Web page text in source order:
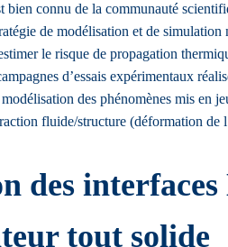
bien connu de la communauté
de modélisation et de
le risque de propagation
d’essais expérimentaux
des phénomènes mis en
fluide/structure (déformation de
des
tout solide